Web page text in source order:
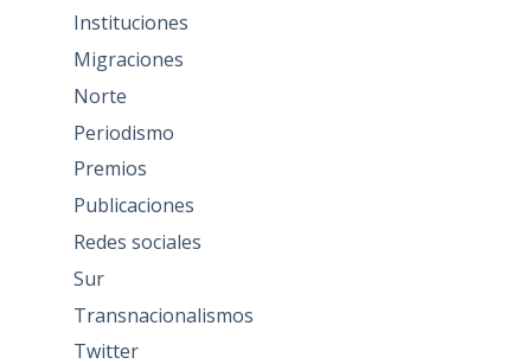
Instituciones
Migraciones
Norte
Periodismo
Premios
Publicaciones
Redes sociales
Sur
Transnacionalismos
Twitter